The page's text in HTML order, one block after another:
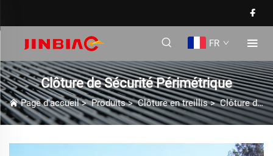
FR
Clôture de Sécurité Périmétrique
Page d'accueil>Produits>Clôture en treillis>Clôture de Sécurité Périmétrique